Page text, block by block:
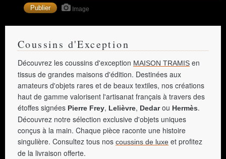
Image
Coussins d'Exception
Découvrez les coussins d'exception MAISON TRAMIS en
tissus de grandes maisons d'édition. Destinées aux
amateurs d'objets rares et de beaux textiles, nos créations
haut de gamme valorisent l'artisanat français à travers des
étoffes signées Pierre Frey, Lelièvre, Dedarou Hermès.
Découvrez notre sélection exclusive d'objets uniques
conçus à la main. Chaque pièce raconte une histoire
singulière. Consultez tous nos coussins de luxe et profitez
de la livraison offerte.